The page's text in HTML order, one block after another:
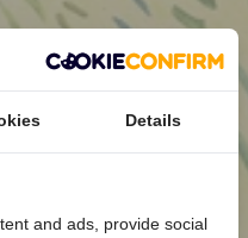
Details
and ads, provide social